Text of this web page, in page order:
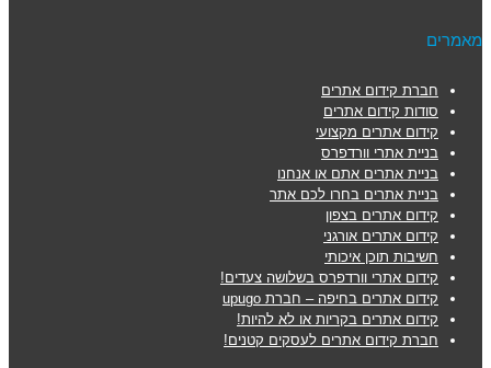
מאמרים
חברת קידום אתרים
סודות קידום אתרים
קידום אתרים מקצועי
בניית אתרי וורדפרס
בניית אתרים אתם או אנחנו
בניית אתרים בחרו לכם אתר
קידום אתרים בצפון
קידום אתרים אורגני
חשיבות תוכן איכותי
קידום אתרי וורדפרס בשלושה צעדים!
קידום אתרים בחיפה – חברת upugo
קידום אתרים בקריות או לא להיות!
חברת קידום אתרים לעסקים קטנים!